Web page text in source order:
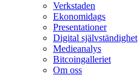
Verkstaden
Ekonomidags
Presentationer
Digital självständighet
Medieanalys
Bitcoingalleriet
Om oss